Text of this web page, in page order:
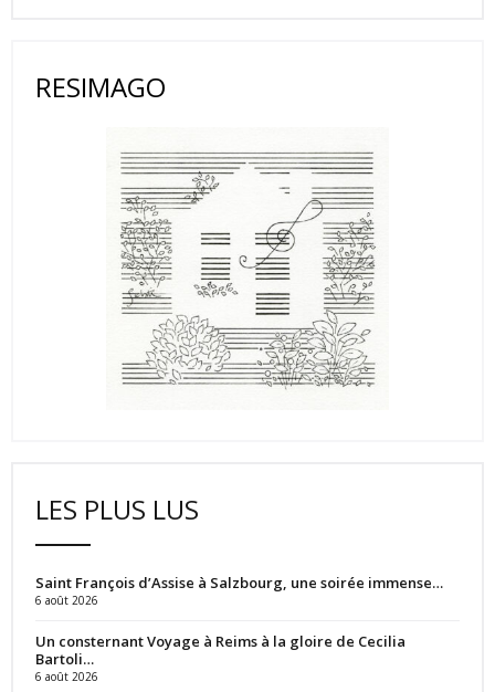
RESIMAGO
LES PLUS LUS
Saint François d’Assise à Salzbourg, une soirée immense…
6 août 2026
Un consternant Voyage à Reims à la gloire de Cecilia
Bartoli…
6 août 2026